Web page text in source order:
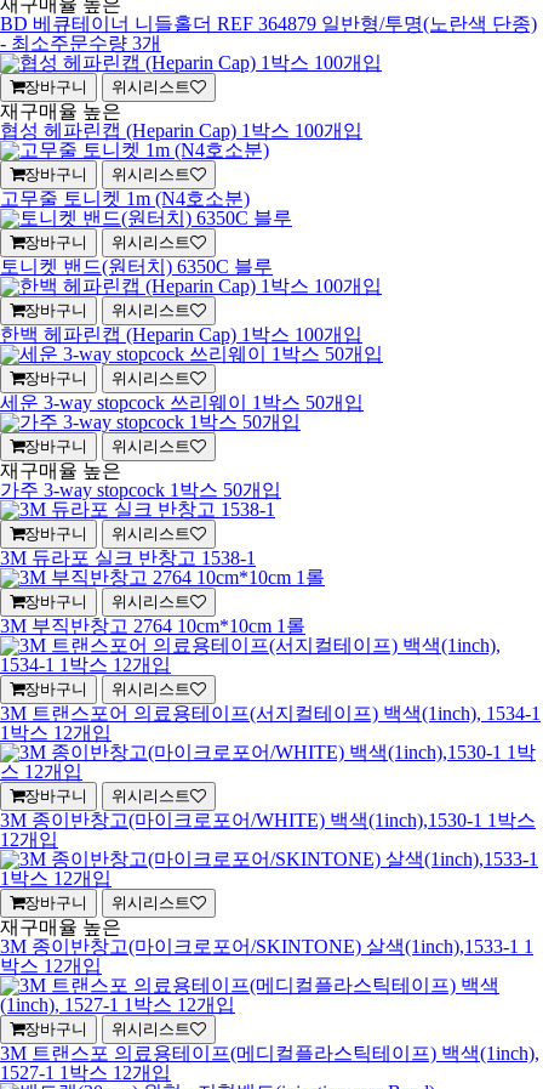
BD 베큐테이너 니들홀더 REF 364879 일반형/투명(노란색 단종)
- 최소주문수량 3개
장바구니 위시리스트
재구매율 높은
협성 헤파린캡 (Heparin Cap) 1박스 100개입
장바구니 위시리스트
고무줄 토니켓 1m (N4호소분)
장바구니 위시리스트
토니켓 밴드(원터치) 6350C 블루
장바구니 위시리스트
한백 헤파린캡 (Heparin Cap) 1박스 100개입
장바구니 위시리스트
세운 3-way stopcock 쓰리웨이 1박스 50개입
장바구니 위시리스트
재구매율 높은
가주 3-way stopcock 1박스 50개입
장바구니 위시리스트
3M 듀라포 실크 반창고 1538-1
장바구니 위시리스트
3M 부직반창고 2764 10cm*10cm 1롤
장바구니 위시리스트
3M 트랜스포어 의료용테이프(서지컬테이프) 백색(1inch), 1534-1
1박스 12개입
장바구니 위시리스트
3M 종이반창고(마이크로포어/WHITE) 백색(1inch),1530-1 1박스
12개입
장바구니 위시리스트
재구매율 높은
3M 종이반창고(마이크로포어/SKINTONE) 살색(1inch),1533-1 1
박스 12개입
장바구니 위시리스트
3M 트랜스포 의료용테이프(메디컬플라스틱테이프) 백색(1inch),
1527-1 1박스 12개입